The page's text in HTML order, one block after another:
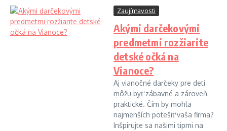
Zaujímavosti
Akými darčekovými
predmetmi rozžiarite
detské očká na
Vianoce?
Aj vianočné darčeky pre deti
môžu byť zábavné a zároveň
praktické. Čím by mohla
najmenších potešiť vaša firma?
Inšpirujte sa našimi tipmi na